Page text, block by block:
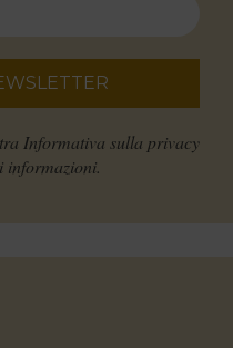
Informativa sulla privacy
informazioni.